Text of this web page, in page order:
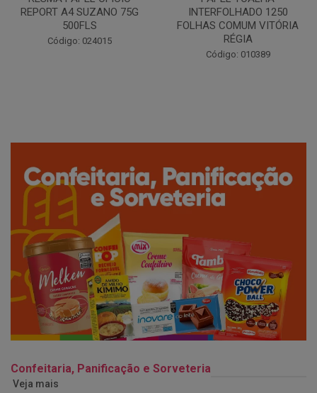
INTERFOLHADO 1250
FOLHAS COMUM VITÓRIA
RÉGIA
CLÁSSICO ALMOFADA 250G
SANTA CLARA
Código: 042389
Confeitaria, Panificação e Sorveteria
Veja mais